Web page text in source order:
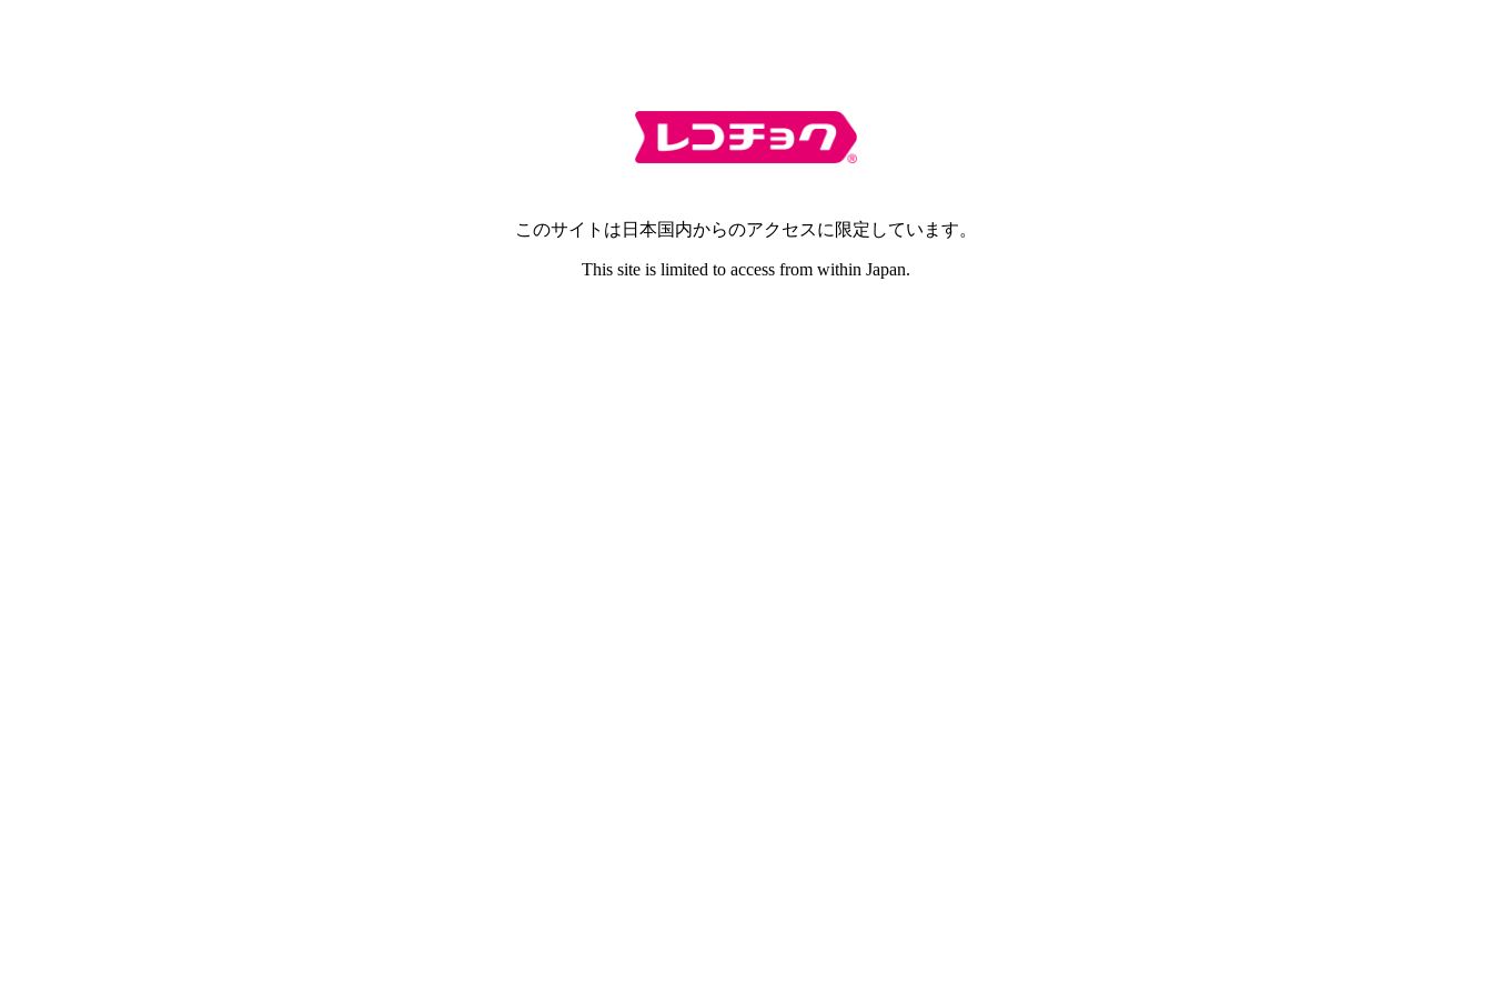
このサイトは日本国内からのアクセスに限定しています。
This site is limited to access from within Japan.